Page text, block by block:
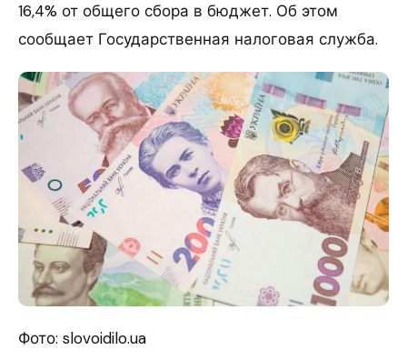
16,4% от общего сбора в бюджет. Об этом
сообщает Государственная налоговая служба.
Фото: slovoidilo.ua